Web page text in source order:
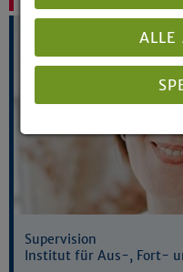
Supervision
Institut für Aus-, Fort-
ALLE